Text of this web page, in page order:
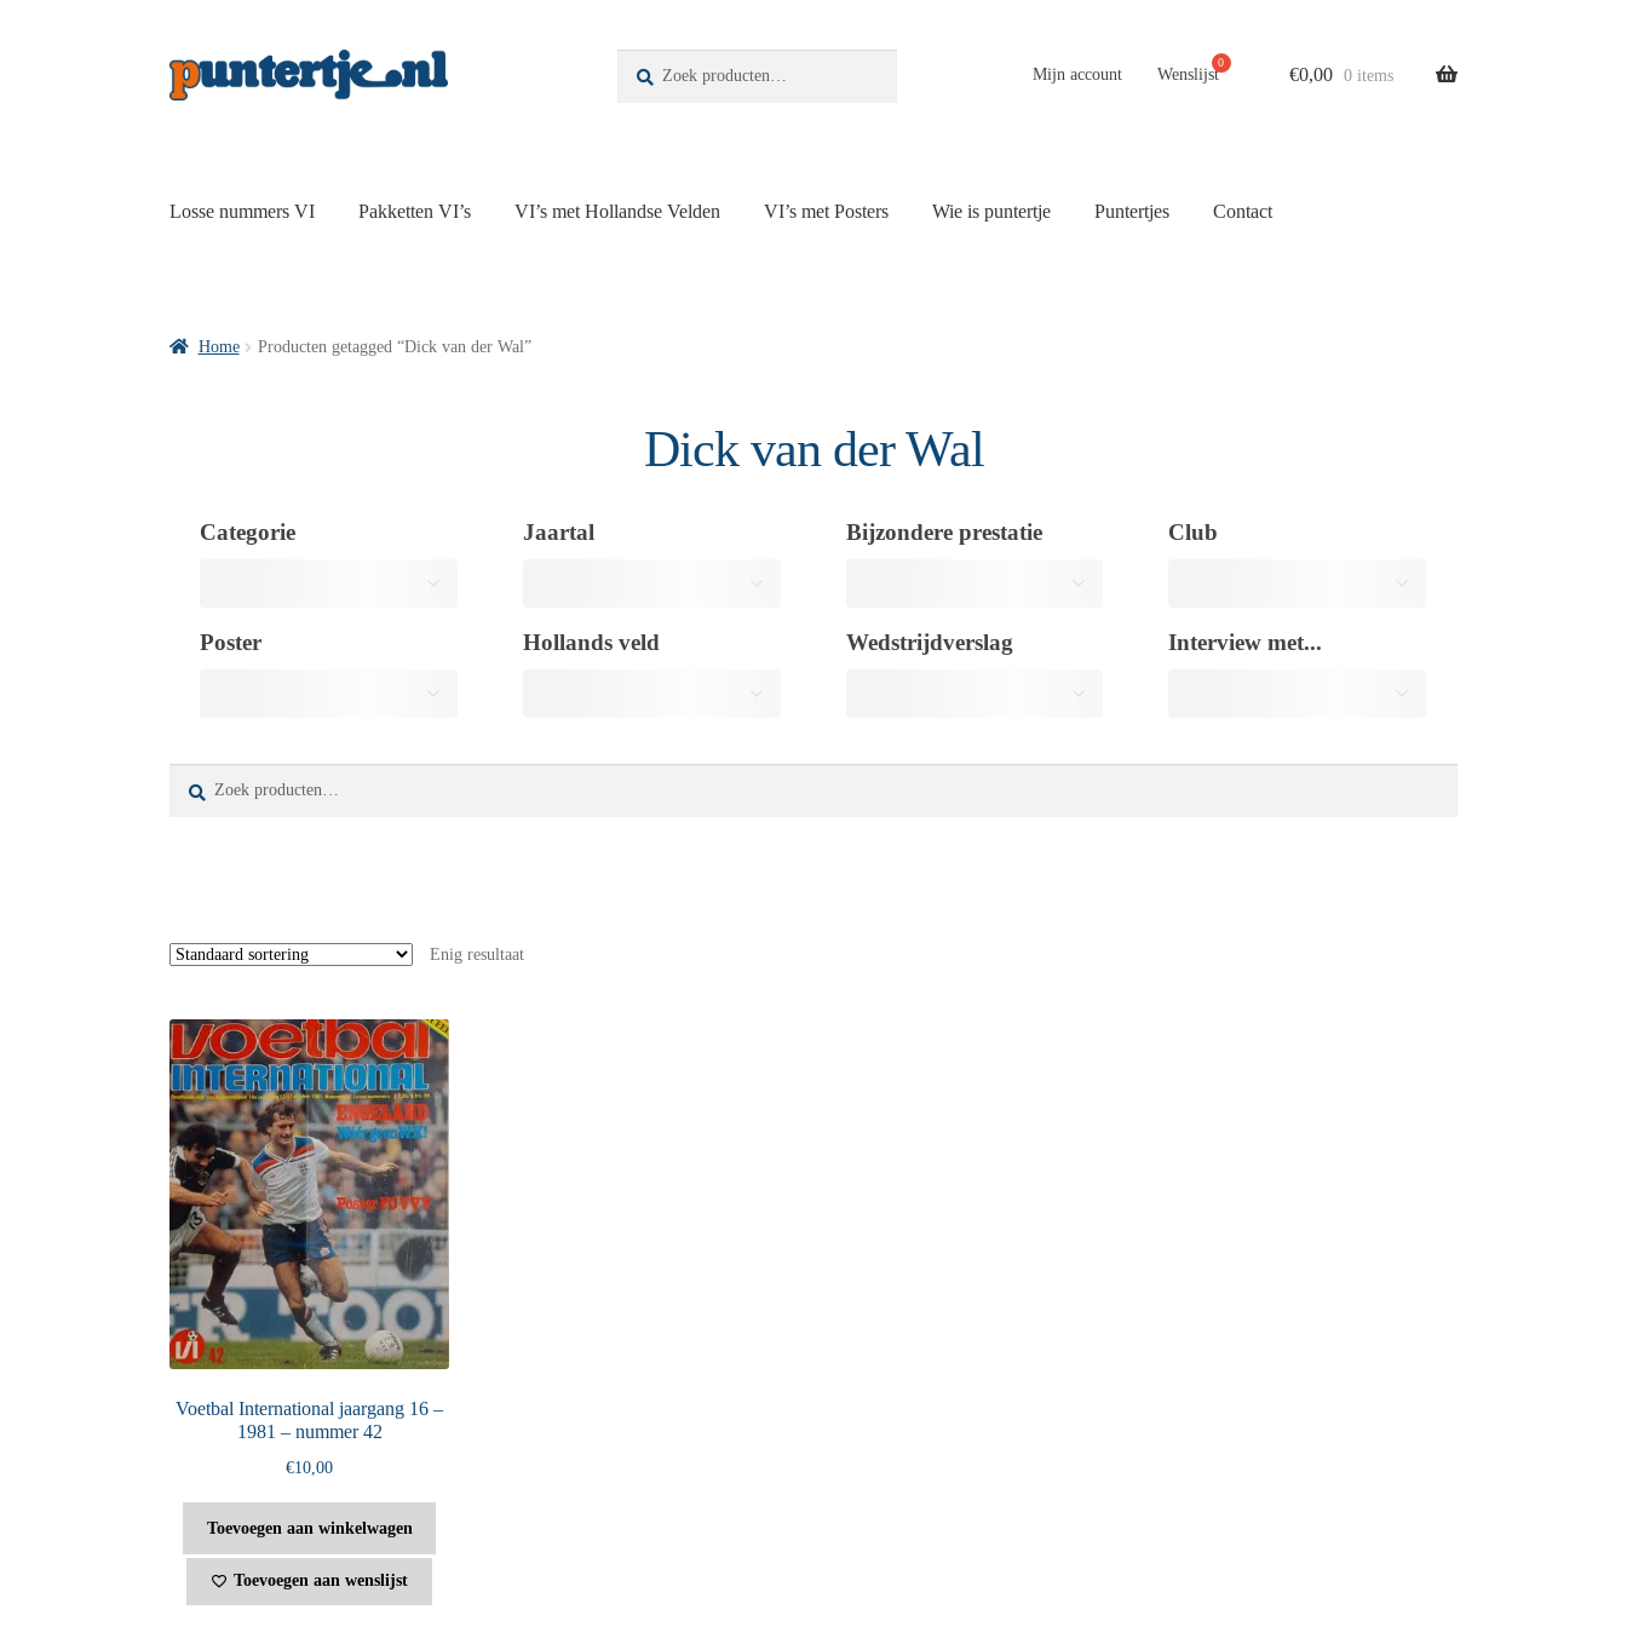
Zoeken
Mijn account Wenslijst €0,00 0 items
Losse nummers VI Pakketten VI’s VI’s met Hollandse Velden VI’s met Posters Wie is puntertje Puntertjes Contact
Home Producten getagged “Dick van der Wal”
Dick van der Wal
Categorie Jaartal Bijzondere prestatie Club
Poster Hollands veld Wedstrijdverslag Interview met...
Enig resultaat
Voetbal International jaargang 16 –
1981 – nummer 42
€10,00
Toevoegen aan winkelwagen
Toevoegen aan wenslijst